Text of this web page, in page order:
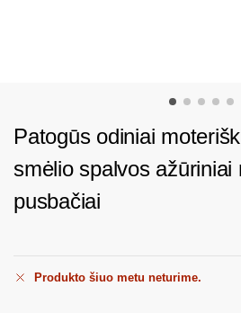
Patogūs odiniai
smėlio spalvos ažūriniai
pusbačiai
Produkto šiuo metu neturime.